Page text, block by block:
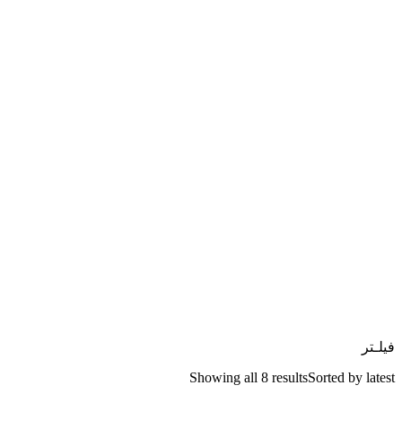
فیلـتر
Showing all 8 resultsSorted by latest